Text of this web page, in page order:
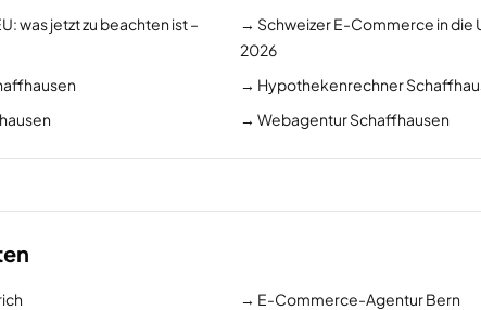
was jetzt zu beachten ist –
→ Schweizer E-Commerce in die
2026
→ Hypothekenrechner
→ Webagentur Schaffhausen
→ E-Commerce-Agentur Bern